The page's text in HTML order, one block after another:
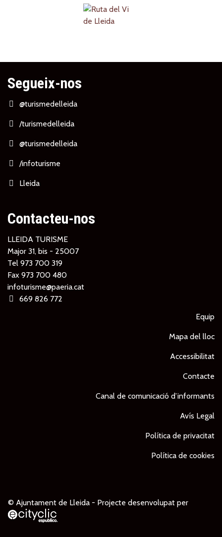
Segueix-nos
@turismedelleida
/turismedelleida
@turismedelleida
/infoturisme
Lleida
Contacteu-nos
LLEIDA TURISME
Major 31, bis - 25007
Tel 973 700 319
Fax 973 700 480
infoturisme@paeria.cat
669 826 772
Equip
Mapa del lloc
Accessibilitat
Contacte
Canal de comunicació d’informants
Avís Legal
Política de privacitat
Política de cookies
© Ajuntament de Lleida - Projecte desenvolupat per